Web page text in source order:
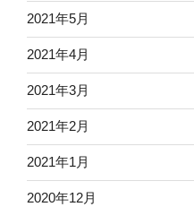
2021年5月
2021年4月
2021年3月
2021年2月
2021年1月
2020年12月